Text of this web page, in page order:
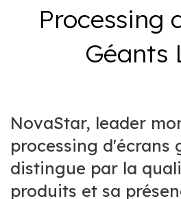
Processing
Géants
NovaStar, leader
processing d'écrans
distingue par la
produits et sa